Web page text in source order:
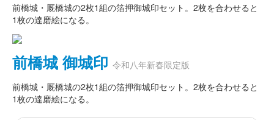
前橋城・厩橋城の2枚1組の箔押御城印セット。2枚を合わせると
1枚の達磨絵になる。
前橋城 御城印 令和八年新春限定版
前橋城・厩橋城の2枚1組の箔押御城印セット。2枚を合わせると
1枚の達磨絵になる。